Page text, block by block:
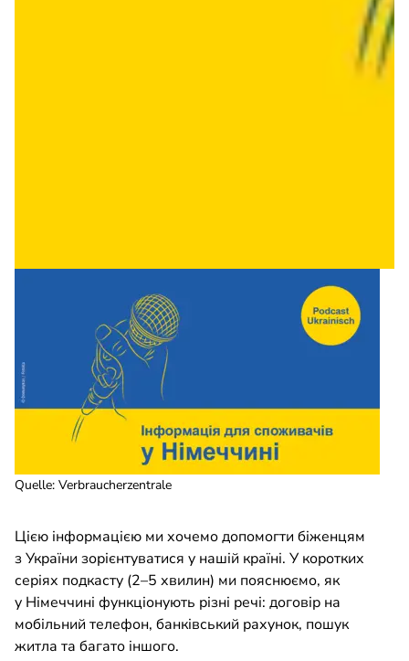
Quelle: Verbraucherzentrale
Цією інформацією ми хочемо допомогти біженцям
з України зорієнтуватися у нашій країні. У коротких
серіях подкасту (2–5 хвилин) ми пояснюємо, як
у Німеччині функціонують різні речі: договір на
мобільний телефон, банківський рахунок, пошук
житла та багато іншого.